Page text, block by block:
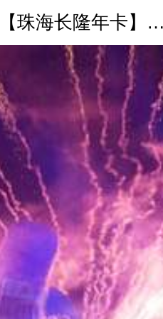
【珠海长隆年卡】海洋王国年卡电子票